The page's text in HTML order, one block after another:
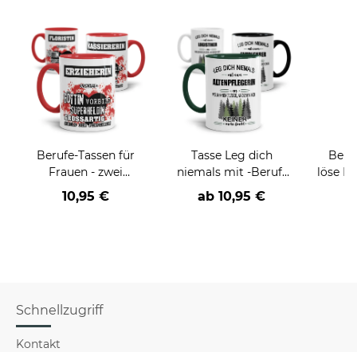
Berufe-Tassen für
Frauen - zwei
Farbvarianten
10,95 €
Tasse Leg dich
niemals mit -Beruf-
an
ab 10,95 €
löse
Schnellzugriff
Kontakt